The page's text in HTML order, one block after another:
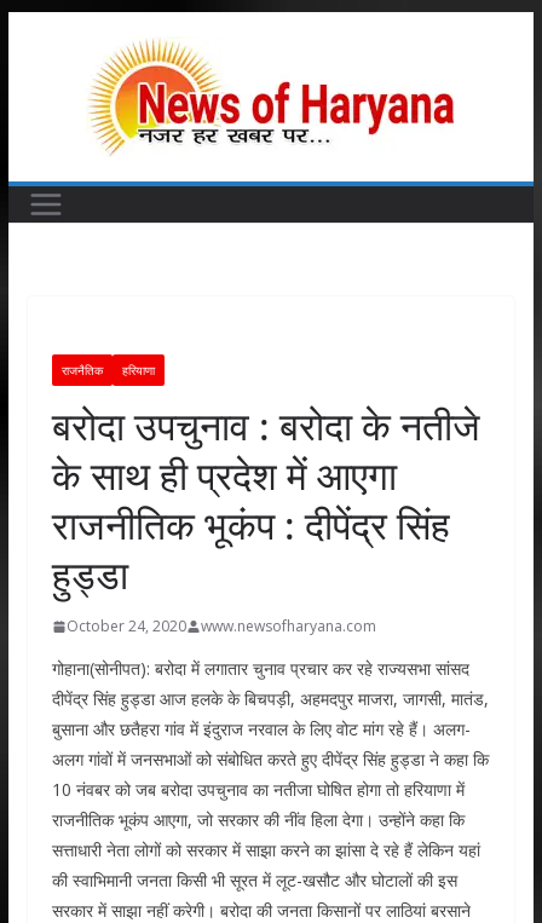
राजनैतिक हरियाणा
बरोदा उपचुनाव : बरोदा के नतीजे
के साथ ही प्रदेश में आएगा
राजनीतिक भूकंप : दीपेंद्र सिंह
हुड्डा
October 24, 2020 www.newsofharyana.com
गोहाना(सोनीपत): बरोदा में लगातार चुनाव प्रचार कर रहे राज्यसभा सांसद
दीपेंद्र सिंह हुड्डा आज हलके के बिचपड़ी, अहमदपुर माजरा, जागसी, मातंड,
बुसाना और छतैहरा गांव में इंदुराज नरवाल के लिए वोट मांग रहे हैं। अलग-
अलग गांवों में जनसभाओं को संबोधित करते हुए दीपेंद्र सिंह हुड्डा ने कहा कि
10 नंवबर को जब बरोदा उपचुनाव का नतीजा घोषित होगा तो हरियाणा में
राजनीतिक भूकंप आएगा, जो सरकार की नींव हिला देगा। उन्होंने कहा कि
सत्ताधारी नेता लोगों को सरकार में साझा करने का झांसा दे रहे हैं लेकिन यहां
की स्वाभिमानी जनता किसी भी सूरत में लूट-खसौट और घोटालों की इस
सरकार में साझा नहीं करेगी। बरोदा की जनता किसानों पर लाठियां बरसाने